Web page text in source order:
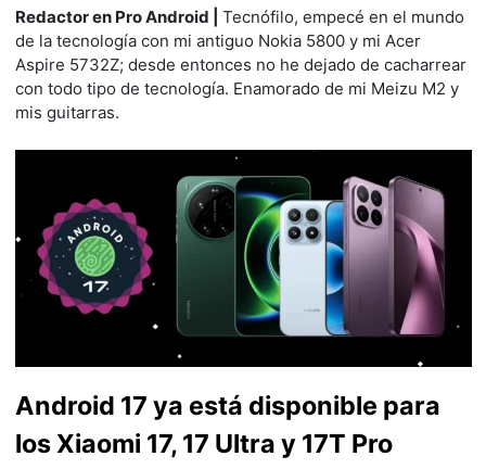
Redactor en Pro Android | Tecnófilo, empecé en el mundo
de la tecnología con mi antiguo Nokia 5800 y mi Acer
Aspire 5732Z; desde entonces no he dejado de cacharrear
con todo tipo de tecnología. Enamorado de mi Meizu M2 y
mis guitarras.
Android 17 ya está disponible para
los Xiaomi 17, 17 Ultra y 17T Pro